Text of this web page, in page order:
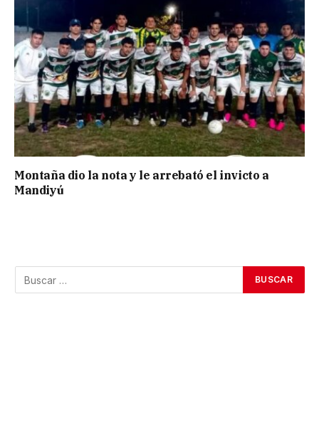
Montaña dio la nota y le arrebató el invicto a
Mandiyú